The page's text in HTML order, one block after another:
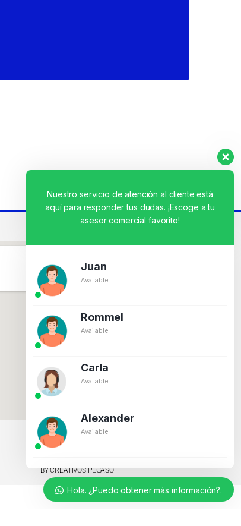
BY CREATIVOS PEGASO
Nuestro servicio de atención al cliente está
aquí para responder tus dudas. ¡Escoge a tu
asesor comercial favorito!
Juan
Available
Rommel
Available
Carla
Available
Alexander
Available
Hola. ¿Puedo obtener más información?.